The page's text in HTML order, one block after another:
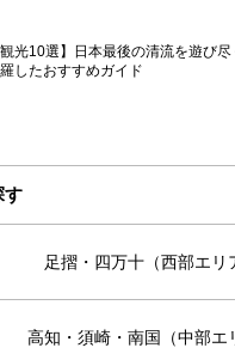
観光10選】日本最後の清流を遊び
したおすすめガイド
す
足摺・四万十（西部エリ
高知・須崎・南国（中部エ